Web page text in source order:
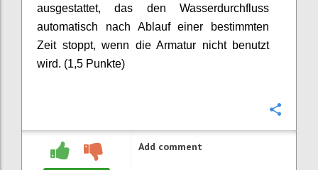
ausgestattet, das den Wasserdurchfluss
automatisch nach Ablauf einer bestimmten
Zeit stoppt, wenn die Armatur nicht benutzt
wird. (1,5 Punkte)
Add comment